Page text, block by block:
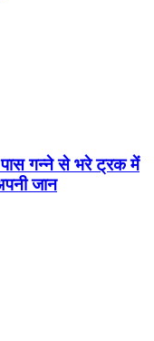
पास गन्ने से भरे ट्रक में
जान